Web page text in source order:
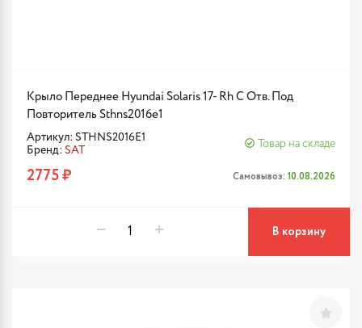
Крыло Переднее Hyundai Solaris 17- Rh С Отв. Под
Повторитель Sthns2016e1
Артикул: STHNS2016E1
Бренд: SAT
Товар на складе
2775 ₽ Самовывоз: 10.08.2026
В корзину